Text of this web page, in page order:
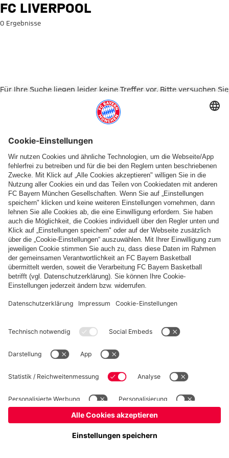
Suche: FC Liverpool
FC LIVERPOOL
0 Ergebnisse
Für Ihre Suche liegen leider keine Treffer vor. Bitte versuchen Sie
Zur Startseite
Basketball Frauen Handball Schach Schiedsrichter
Seniorenfußball
Tischtennis
Impressum Datenschutz Nutzungsbedingungen Barrierefreiheit